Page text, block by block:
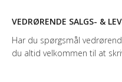
VEDRØRENDE SALGS- &
Har du spørgsmål
du altid velkommen til at